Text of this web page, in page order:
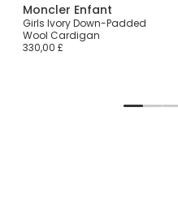
Moncler Enfant
Girls Ivory Down-Padded
Wool Cardigan
330,00 £